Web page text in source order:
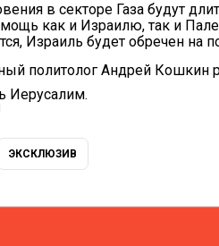
в секторе Газа будут
как и Израилю, так и
Израиль будет обречен на
политолог Андрей Кошкин
Иерусалим.
ЭКСКЛЮЗИВ